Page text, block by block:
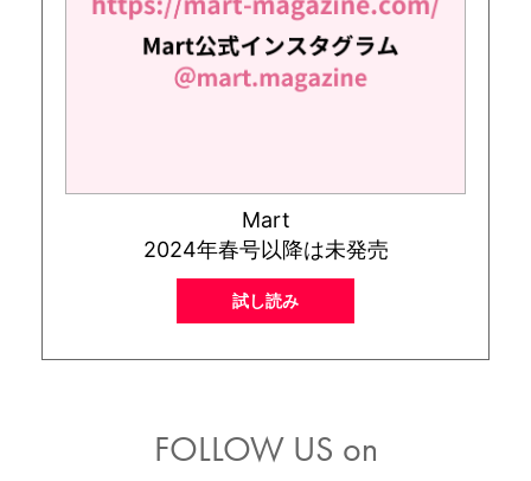
Mart
2024年春号以降は未発売
試し読み
FOLLOW US on